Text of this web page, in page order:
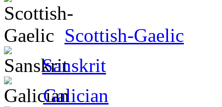
Scottish-Gaelic
Sanskrit
Galician